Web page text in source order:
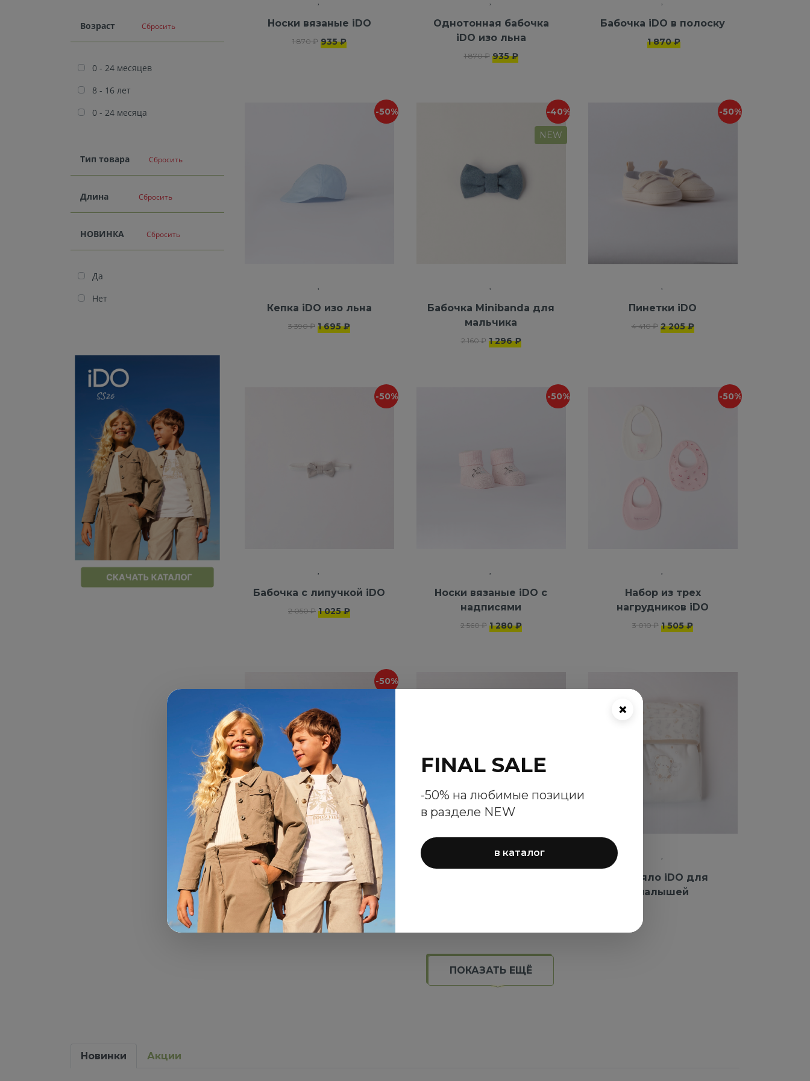
Возраст Сбросить
0 - 24 месяцев
8 - 16 лет
0 - 24 месяца
Тип товара Сбросить
Длина Сбросить
НОВИНКА Сбросить
Да
Нет
Носки вязаные iDO
1 870 ₽ 935 ₽
Однотонная бабочка
iDO изо льна
1 870 ₽ 935 ₽
Бабочка iDO в полоску
1 870 ₽
-50%
Кепка iDO изо льна
3 390 ₽ 1 695 ₽
-40%
NEW
Бабочка Minibanda для
мальчика
2 160 ₽ 1 296 ₽
-50%
Пинетки iDO
4 410 ₽ 2 205 ₽
-50%
Бабочка с липучкой iDO
2 050 ₽ 1 025 ₽
-50%
Носки вязаные iDO с
надписями
2 560 ₽ 1 280 ₽
-50%
Набор из трех
нагрудников iDO
3 010 ₽ 1 505 ₽
-50%
Хлопковое одеяло iDO
со слониками
5 290 ₽ 2 645 ₽
Одеяло iDO для
малышей
ПОКАЗАТЬ ЕЩЁ
Новинки Акции
×
FINAL SALE
-50% на любимые позиции
в разделе NEW
в каталог